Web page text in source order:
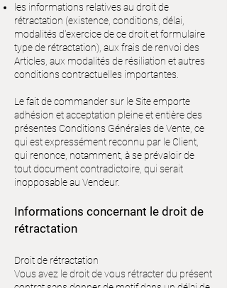
les informations relatives au droit de
rétractation (existence, conditions, délai,
modalités d'exercice de ce droit et formulaire
type de rétractation), aux frais de renvoi des
Articles, aux modalités de résiliation et autres
conditions contractuelles importantes.
Le fait de commander sur le Site emporte
adhésion et acceptation pleine et entière des
présentes Conditions Générales de Vente, ce
qui est expressément reconnu par le Client,
qui renonce, notamment, à se prévaloir de
tout document contradictoire, qui serait
inopposable au Vendeur.
Informations concernant le droit de
rétractation
Droit de rétractation
Vous avez le droit de vous rétracter du présent